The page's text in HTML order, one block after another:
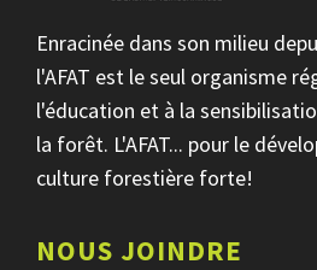
Enracinée dans son milieu
l'AFAT est le seul organisme
l'éducation et à la
la forêt. L'AFAT... pour le
culture forestière forte!
NOUS JOINDRE